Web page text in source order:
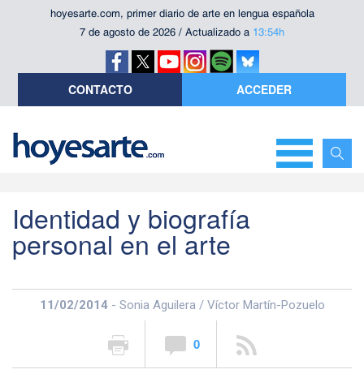
hoyesarte.com, primer diario de arte en lengua española
7 de agosto de 2026 / Actualizado a 13:54h
CONTACTO ACCEDER
Identidad y biografía
personal en el arte
11/02/2014- Sonia Aguilera / Víctor Martín-Pozuelo
0